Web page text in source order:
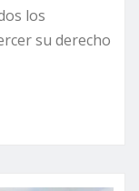
los
su derecho